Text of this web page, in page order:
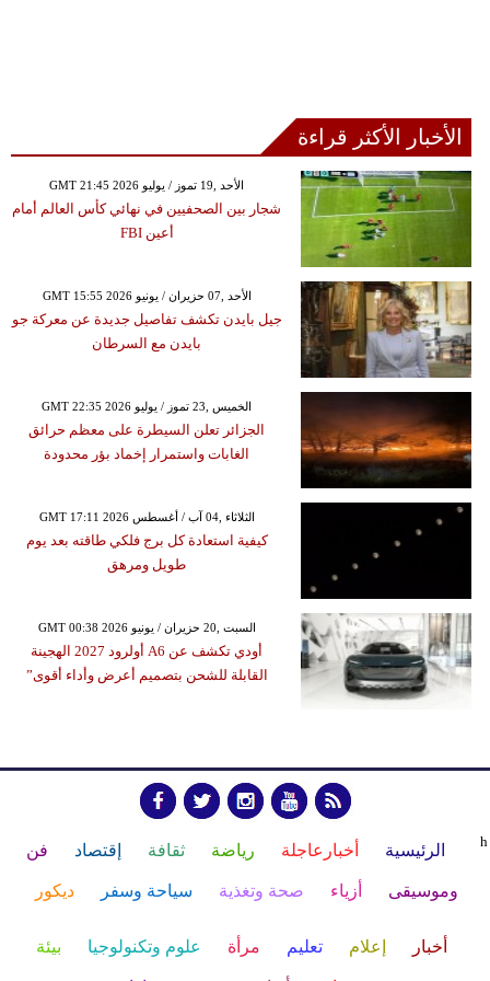
الأخبار الأكثر قراءة
GMT 21:45 2026 الأحد ,19 تموز / يوليو
شجار بين الصحفيين في نهائي كأس العالم أمام
أعين FBI
GMT 15:55 2026 الأحد ,07 حزيران / يونيو
جيل بايدن تكشف تفاصيل جديدة عن معركة جو
بايدن مع السرطان
GMT 22:35 2026 الخميس ,23 تموز / يوليو
الجزائر تعلن السيطرة على معظم حرائق
الغابات واستمرار إخماد بؤر محدودة
GMT 17:11 2026 الثلاثاء ,04 آب / أغسطس
كيفية استعادة كل برج فلكي طاقته بعد يوم
طويل ومرهق
GMT 00:38 2026 السبت ,20 حزيران / يونيو
أودي تكشف عن A6 أولرود 2027 الهجينة
القابلة للشحن بتصميم أعرض وأداء أقوى”
h الرئيسية أخبارعاجلة رياضة ثقافة إقتصاد فن
وموسيقى أزياء صحة وتغذية سياحة وسفر ديكور
أخبار إعلام تعليم مرأة علوم وتكنولوجيا بيئة